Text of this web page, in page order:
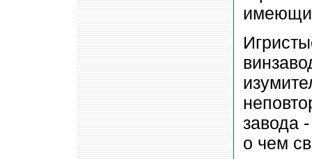
завода
о чем